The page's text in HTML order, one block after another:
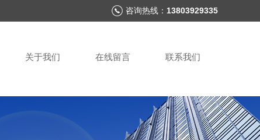
咨询热线： 13803929335
关于我们 在线留言 联系我们